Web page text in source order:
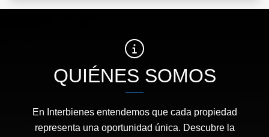
QUIÉNES SOMOS
En Interbienes entendemos que cada propiedad
representa una oportunidad única. Descubre la